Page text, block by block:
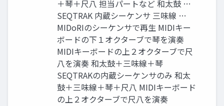
＋琴＋尺八 担当パートなど 和太鼓 …
SEQTRAK 内蔵シーケンサ 三味線 …
MIDoRIのシーケンサで再生 MIDIキー
ボードの下１オクターブで琴を演奏
MIDIキーボードの上２オクターブで尺
八を演奏 和太鼓＋三味線＋琴
SEQTRAKの内蔵シーケンサのみ 和太
鼓＋三味線＋琴＋尺八 MIDIキーボード
の上２オクターブで尺八を演奏